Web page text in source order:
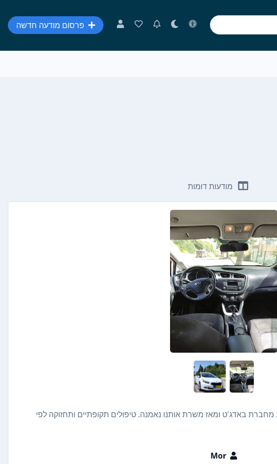
פרסום מודעה חדשה
מודעות דומות
רכב משפחתי מפנק גדול ומרווח, נקנה ב2017 מחברת באדג'ט ומאז משרת אותנו נאמנה. טיפולים תקופתיים ותחזוקה לפי
Mor